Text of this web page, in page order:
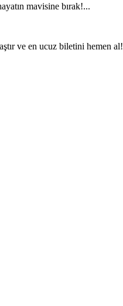
mavisine bırak!...
ve en ucuz biletini hemen al!